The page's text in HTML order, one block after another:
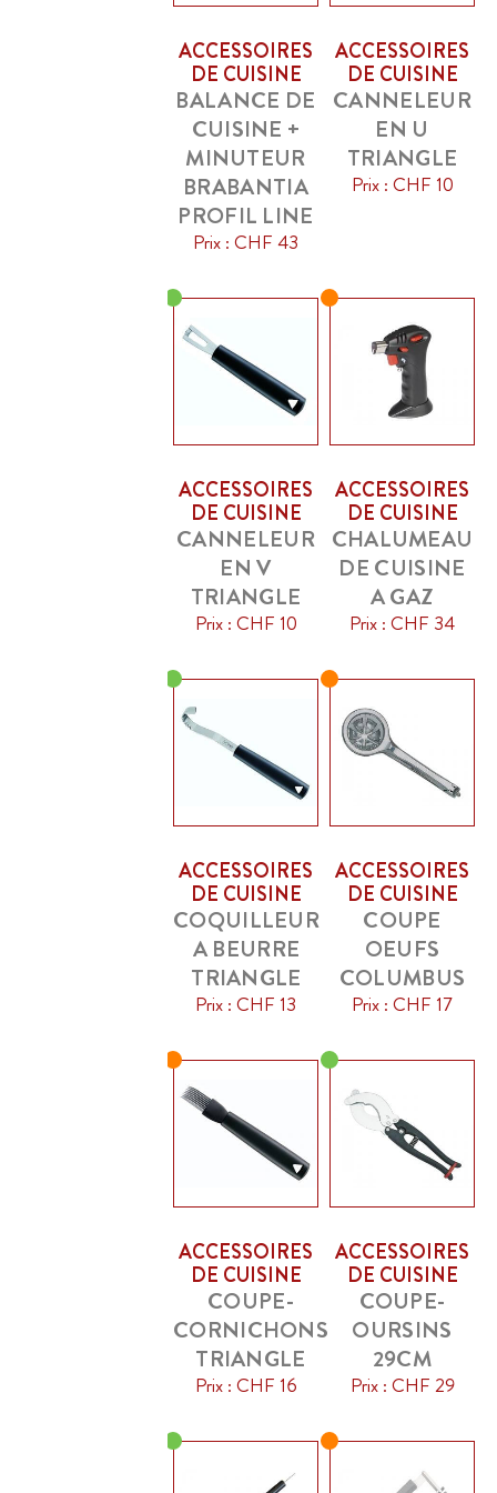
ACCESSOIRES
DE CUISINE
BALANCE DE
CUISINE +
MINUTEUR
BRABANTIA
PROFIL LINE
Prix : CHF 43
ACCESSOIRES
DE CUISINE
CANNELEUR
EN U
TRIANGLE
Prix : CHF 10
ACCESSOIRES
DE CUISINE
CANNELEUR
EN V
TRIANGLE
Prix : CHF 10
ACCESSOIRES
DE CUISINE
CHALUMEAU
DE CUISINE
A GAZ
Prix : CHF 34
ACCESSOIRES
DE CUISINE
COQUILLEUR
A BEURRE
TRIANGLE
Prix : CHF 13
ACCESSOIRES
DE CUISINE
COUPE
OEUFS
COLUMBUS
Prix : CHF 17
ACCESSOIRES
DE CUISINE
COUPE-
CORNICHONS
TRIANGLE
Prix : CHF 16
ACCESSOIRES
DE CUISINE
COUPE-
OURSINS
29CM
Prix : CHF 29